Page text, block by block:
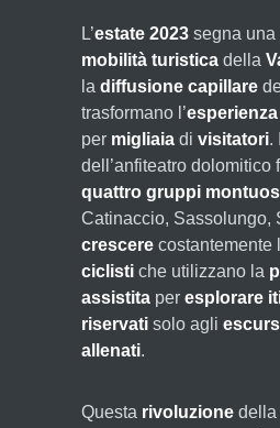
L’estate 2023 segna una
mobilità turistica della
la diffusione capillare
trasformano l’esperienza
per migliaia di visitatori. I
dell’anfiteatro dolomitico
quattro gruppi
Catinaccio, Sassolungo,
crescere costantemente
ciclisti che utilizzano la
assistita per esplorare
riservati solo agli
allenati.
Questa rivoluzione della